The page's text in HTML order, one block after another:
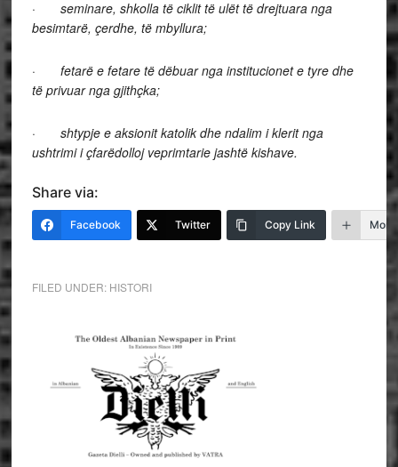
· seminare, shkolla të ciklit të ulët të drejtuara nga
besimtarë, çerdhe, të mbyllura;
· fetarë e fetare të dëbuar nga institucionet e tyre dhe
të privuar nga gjithçka;
· shtypje e aksionit katolik dhe ndalim i klerit nga
ushtrimi i çfarëdolloj veprimtarie jashtë kishave.
Share via:
Facebook Twitter Copy Link More
FILED UNDER: HISTORI